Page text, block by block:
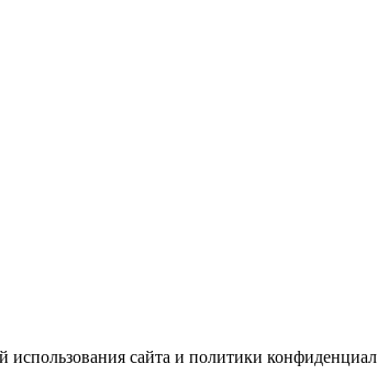
использования сайта и политики